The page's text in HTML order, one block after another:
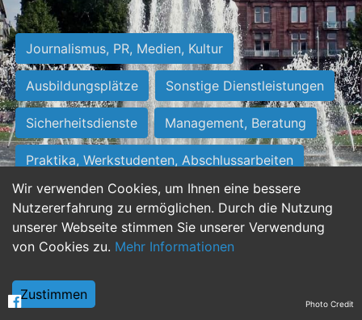
Wir verwenden Cookies, um Ihnen eine bessere
Nutzererfahrung zu ermöglichen. Durch die Nutzung
unserer Webseite stimmen Sie unserer Verwendung
von Cookies zu. Mehr Informationen
Zustimmen
Journalismus, PR, Medien, Kultur
Ausbildungsplätze Sonstige Dienstleistungen
Sicherheitsdienste Management, Beratung
Praktika, Werkstudenten, Abschlussarbeiten
Personalwesen Assistenz, Sekretariat
Hilfskräfte, Aushilfs- und Nebenjobs
Weiterbildung, Studium, duale Ausbildung Photo Credit